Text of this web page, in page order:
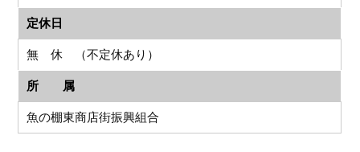
定休日
無 休 （不定休あり）
所 属
魚の棚東商店街振興組合